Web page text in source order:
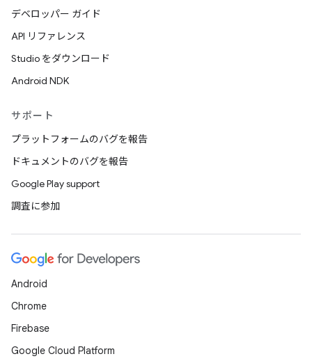
デベロッパー ガイド
API リファレンス
Studio をダウンロード
Android NDK
サポート
プラットフォームのバグを報告
ドキュメントのバグを報告
Google Play support
調査に参加
Android
Chrome
Firebase
Google Cloud Platform